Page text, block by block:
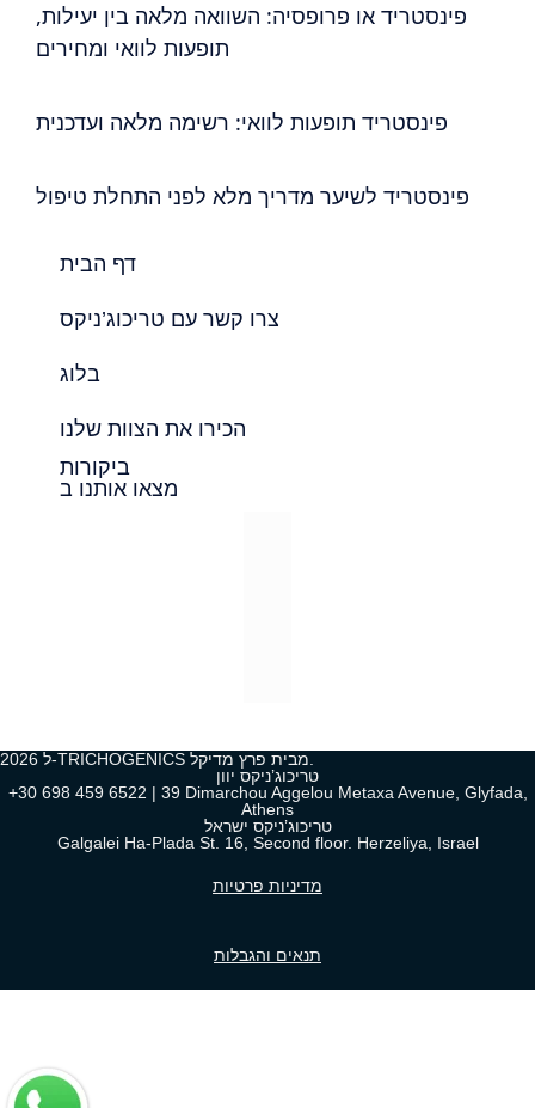
פינסטריד או פרופסיה: השוואה מלאה בין יעילות,
תופעות לוואי ומחירים
פינסטריד תופעות לוואי: רשימה מלאה ועדכנית
פינסטריד לשיער מדריך מלא לפני התחלת טיפול
דף הבית
צרו קשר עם טריכוג’ניקס
בלוג
הכירו את הצוות שלנו
ביקורות
מצאו אותנו ב
2026 ל-TRICHOGENICS מבית פרץ מדיקל.
טריכוג’ניקס יוון
+30 698 459 6522 | 39 Dimarchou Aggelou Metaxa Avenue, Glyfada,
Athens
טריכוג’ניקס ישראל
Galgalei Ha-Plada St. 16, Second floor. Herzeliya, Israel
מדיניות פרטיות
תנאים והגבלות